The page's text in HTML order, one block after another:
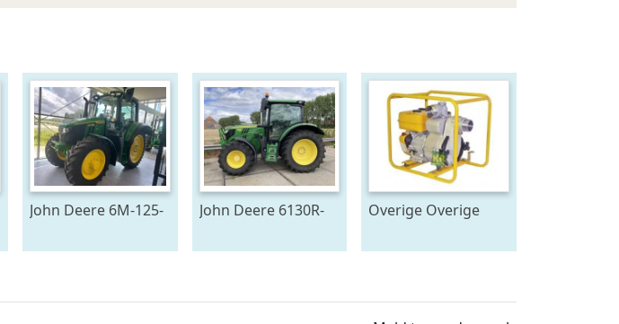
John Deere 6M-125-
John Deere 6130R-
Overige Overige